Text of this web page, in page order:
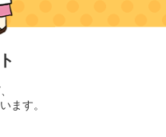
ます。